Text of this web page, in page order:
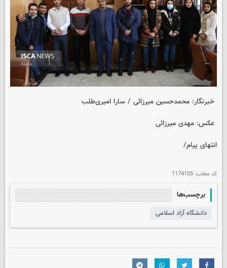
خبرنگار: محمدحسین میرزائی / سارا امیری‌طلب
عکس: مهدی میرزائی
انتهای پیام/
کد مطلب: 1174105
برچسب‌ها
دانشگاه آزاد اسلامی